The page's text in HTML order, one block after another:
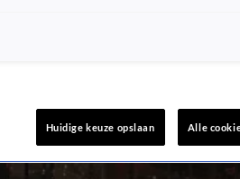
Huidige keuze opslaan Alle